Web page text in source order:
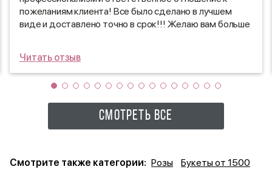
пожеланиям клиента! Все было сделано в лучшем
виде и доставлено точно в срок!!! Желаю вам больше
Читать отзыв
СМОТРЕТЬ ВСЕ
Смотрите также категории: Розы Букеты от 1500